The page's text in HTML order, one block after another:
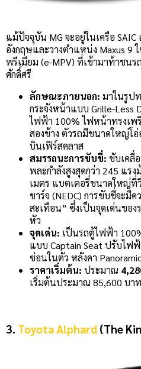
แม้ปัจจุบัน MG จะอยู่ในเครือ
อังกฤษและวางตำแหน่ง Maxus 9
พรีเมียม (e-MPV) ที่เข้ามาท้าชน
ศักดิ์ศรี
ลักษณะภายนอก: มาในรูป
กระจังหน้าแบบ Grille-Less
ไฟฟ้า 100% ไฟหน้าทรงเพ
สองข้าง ตัวรถมีขนาดใหญ่โอ่
บินเฟิร์สคลาส
สมรรถนะการขับขี่: ขับเคลื่
พละกำลังสูงสุดกว่า 245 แร
เมตร แบตเตอรี่ขนาดใหญ่ที่วิ่
ชาร์จ (NEDC) การขับขี่จะมี
สะเทือน” ซึ่งเป็นจุดเด่นของ
หัว
จุดเด่น: เป็นรถตู้ไฟฟ้า
แบบ Captain Seat ปรับไฟ
ซ่อนในตัว หลังคา
ราคาเริ่มต้น: ประมาณ
เริ่มต้นประมาณ 85,600 บา
3. Toyota Alphard (The